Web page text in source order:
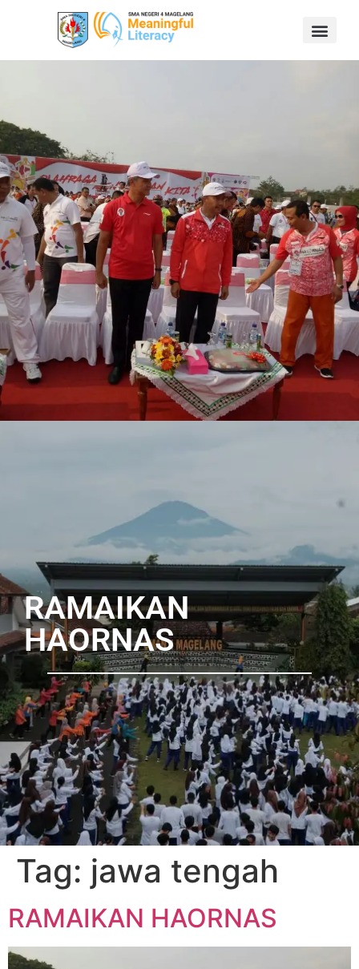
RAMAIKAN
HAORNAS
Tag: jawa tengah
RAMAIKAN HAORNAS